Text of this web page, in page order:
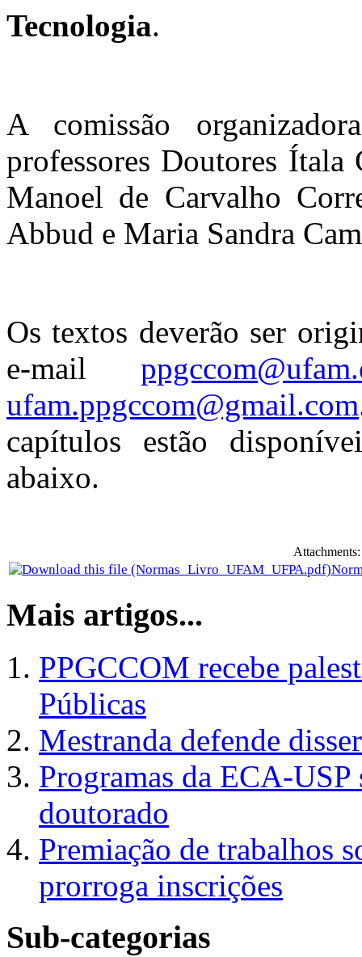
Tecnologia.
A comissão
professores Doutores
Manoel de Carvalho
Abbud e Maria Sandra
Os textos deverão ser
e-mail
ufam.ppgccom@gmail.com
capítulos estão
abaixo.
Attachments:
Mais artigos...
PPGCCOM recebe
Públicas
Mestranda defende
Programas da ECA-
doutorado
Premiação de trabalhos
prorroga inscrições
Sub-categorias